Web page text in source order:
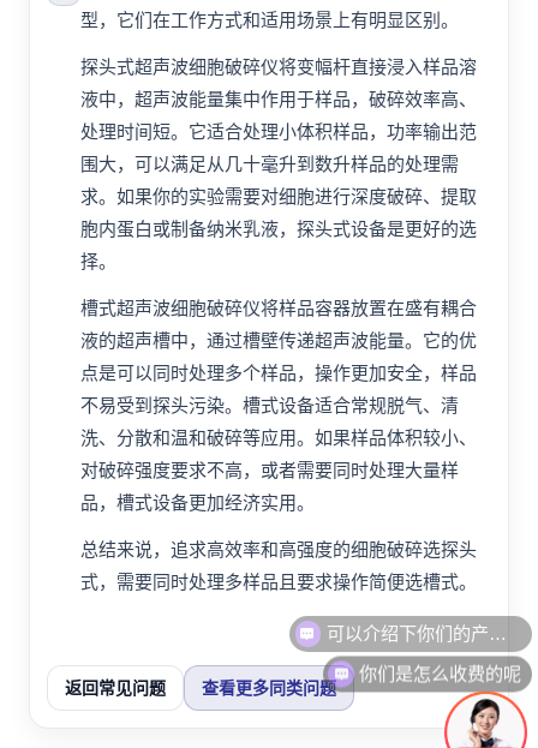
型，它们在工作方式和适用场景上有明显区别。
探头式超声波细胞破碎仪将变幅杆直接浸入样品溶
液中，超声波能量集中作用于样品，破碎效率高、
处理时间短。它适合处理小体积样品，功率输出范
围大，可以满足从几十毫升到数升样品的处理需
求。如果你的实验需要对细胞进行深度破碎、提取
胞内蛋白或制备纳米乳液，探头式设备是更好的选
择。
槽式超声波细胞破碎仪将样品容器放置在盛有耦合
液的超声槽中，通过槽壁传递超声波能量。它的优
点是可以同时处理多个样品，操作更加安全，样品
不易受到探头污染。槽式设备适合常规脱气、清
洗、分散和温和破碎等应用。如果样品体积较小、
对破碎强度要求不高，或者需要同时处理大量样
品，槽式设备更加经济实用。
总结来说，追求高效率和高强度的细胞破碎选探头
式，需要同时处理多样品且要求操作简便选槽式。
返回常见问题 查看更多同类问题
可以介绍下你们的产品么
你们是怎么收费的呢